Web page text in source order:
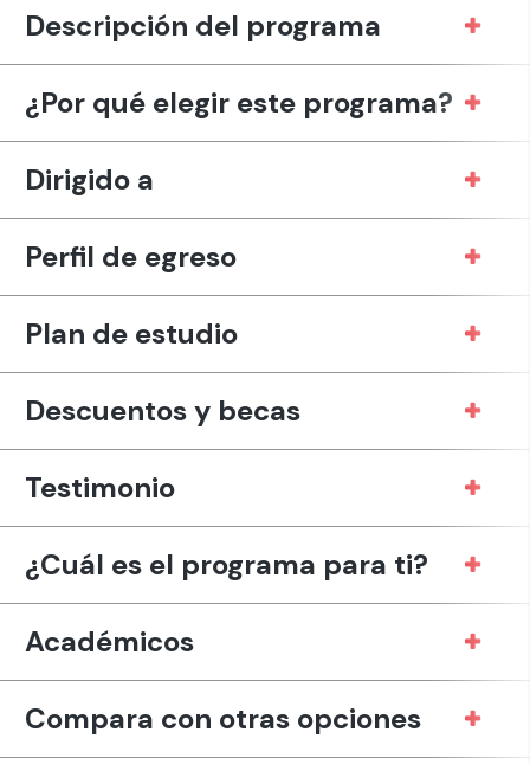
Descripción del programa
¿Por qué elegir este programa?
Dirigido a
Perfil de egreso
Plan de estudio
Descuentos y becas
Testimonio
¿Cuál es el programa para ti?
Académicos
Compara con otras opciones